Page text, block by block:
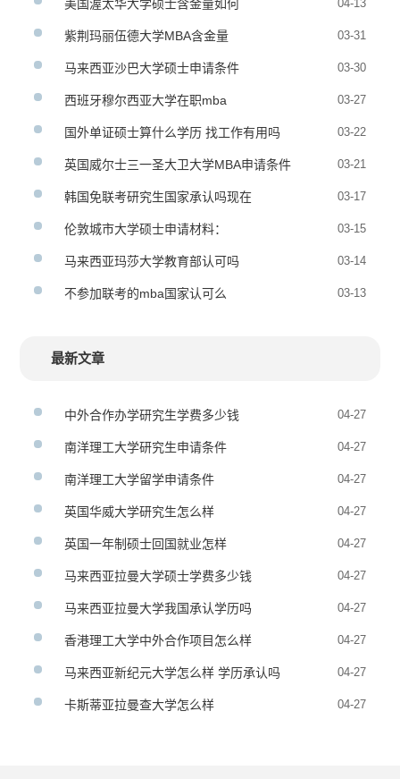
美国渥太华大学硕士含金量如何 04-13
紫荆玛丽伍德大学MBA含金量 03-31
马来西亚沙巴大学硕士申请条件 03-30
西班牙穆尔西亚大学在职mba 03-27
国外单证硕士算什么学历 找工作有用吗 03-22
英国威尔士三一圣大卫大学MBA申请条件 03-21
韩国免联考研究生国家承认吗现在 03-17
伦敦城市大学硕士申请材料： 03-15
马来西亚玛莎大学教育部认可吗 03-14
不参加联考的mba国家认可么 03-13
最新文章
中外合作办学研究生学费多少钱 04-27
南洋理工大学研究生申请条件 04-27
南洋理工大学留学申请条件 04-27
英国华威大学研究生怎么样 04-27
英国一年制硕士回国就业怎样 04-27
马来西亚拉曼大学硕士学费多少钱 04-27
马来西亚拉曼大学我国承认学历吗 04-27
香港理工大学中外合作项目怎么样 04-27
马来西亚新纪元大学怎么样 学历承认吗 04-27
卡斯蒂亚拉曼查大学怎么样 04-27